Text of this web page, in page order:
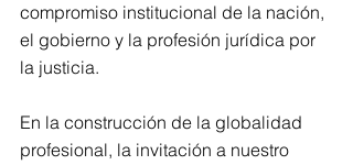
compromiso institucional de la nación,
el gobierno y la profesión jurídica por
la justicia.
En la construcción de la globalidad
profesional, la invitación a nuestro